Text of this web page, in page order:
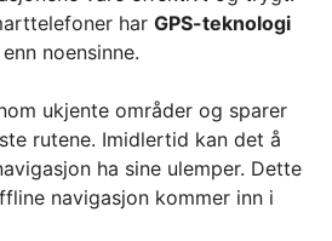
har GPS-teknologi
noensinne.
ukjente områder og sparer
rutene. Imidlertid kan det å
ha sine ulemper. Dette
navigasjon kommer inn i